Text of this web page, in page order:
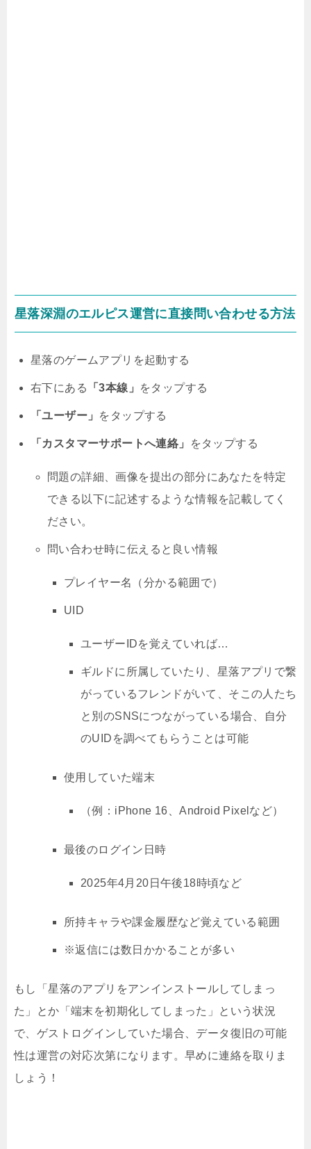
星落深淵のエルピス運営に直接問い合わせる方法
星落のゲームアプリを起動する
右下にある 「3本線」 をタップする
「ユーザー」 をタップする
「カスタマーサポートへ連絡」 をタップする
問題の詳細、画像を提出の部分にあなたを特定
できる以下に記述するような情報を記載してく
ださい。
問い合わせ時に伝えると良い情報
プレイヤー名（分かる範囲で）
UID
ユーザーIDを覚えていれば…
ギルドに所属していたり、星落アプリで繋
がっているフレンドがいて、そこの人たち
と別のSNSにつながっている場合、自分
のUIDを調べてもらうことは可能
使用していた端末
（例：iPhone 16、Android Pixelなど）
最後のログイン日時
2025年4月20日午後18時頃など
所持キャラや課金履歴など覚えている範囲
※返信には数日かかることが多い
もし「星落のアプリをアンインストールしてしまっ
た」とか「端末を初期化してしまった」という状況
で、ゲストログインしていた場合、データ復旧の可能
性は運営の対応次第になります。早めに連絡を取りま
しょう！